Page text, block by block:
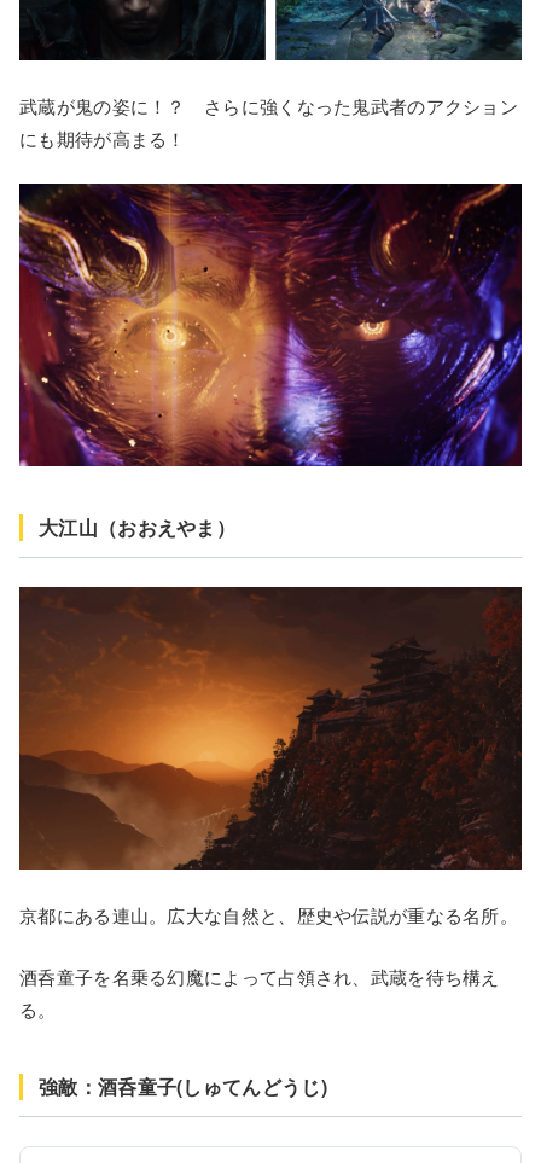
武蔵が鬼の姿に！？ さらに強くなった鬼武者のアクション
にも期待が高まる！
大江山（おおえやま）
京都にある連山。広大な自然と、歴史や伝説が重なる名所。
酒呑童子を名乗る幻魔によって占領され、武蔵を待ち構え
る。
強敵：酒呑童子(しゅてんどうじ)